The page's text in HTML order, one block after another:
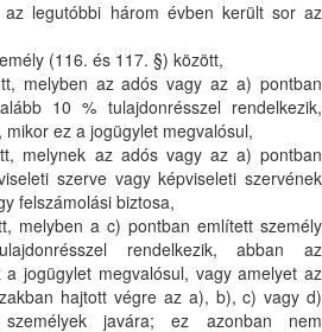
legutóbbi három évben került sor az
(116. és 117. §) között,
melyben az adós vagy az a) pontban
10 % tulajdonrésszel rendelkezik,
ez a jogügylet megvalósul,
melynek az adós vagy az a) pontban
szerve vagy képviseleti szervének
felszámolási biztosa,
melyben a c) pontban említett személy
rendelkezik, abban az
jogügylet megvalósul, vagy amelyet az
hajtott végre az a), b), c) vagy d)
javára; ez azonban nem